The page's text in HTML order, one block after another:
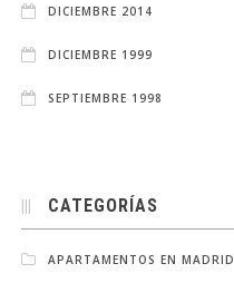
DICIEMBRE 2014
DICIEMBRE 1999
SEPTIEMBRE 1998
CATEGORÍAS
APARTAMENTOS EN MADRID